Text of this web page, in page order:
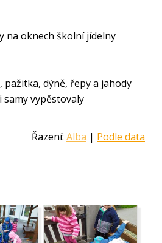
na oknech školní jídelny
dýně, řepy a jahody
vypěstovaly
Řazení: Alba | Podle data